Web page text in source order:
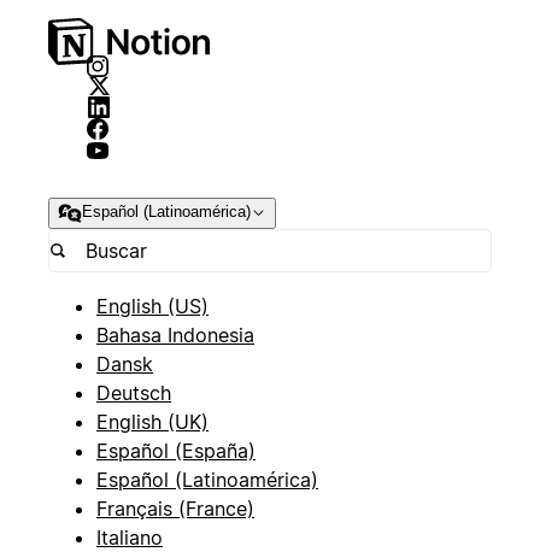
Español (Latinoamérica)
English (US)
Bahasa Indonesia
Dansk
Deutsch
English (UK)
Español (España)
Español (Latinoamérica)
Français (France)
Italiano